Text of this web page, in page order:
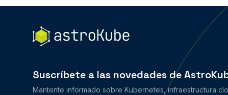
Suscríbete a las novedades de
Mantente informado sobre Kubernetes, infraestructura